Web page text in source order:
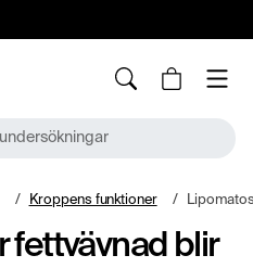
Kroppens funktioner Lipomatos -
fettvävnad blir